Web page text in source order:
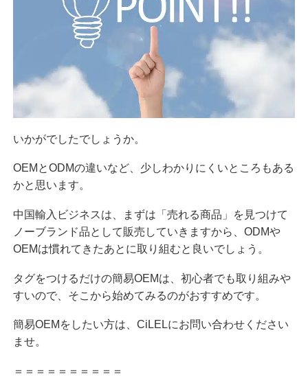
いかがでしたでしょうか。
OEMとODMの違いなど、少しわかりにくいところもある
かと思います。
中国輸入ビジネスは、まずは「売れる商品」を見つけて
ノーブランド品として販売していきますから、ODMや
OEMは慣れてきたあとに取り組むと良いでしょう。
タグをつけるだけの簡易OEMは、初心者でも取り組みや
すいので、そこから始めてみるのがおすすめです。
簡易OEMをしたい方は、CiLELにお問い合わせください
ませ。
＝＝＝＝＝＝＝＝＝＝